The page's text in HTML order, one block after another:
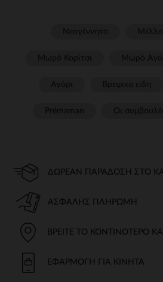
ΔΩΡΕΆΝ ΠΑΡΆΔΟΣΗ ΣΤΟ
ΑΣΦΑΛΉΣ ΠΛΗΡΩΜΉ
ΒΡΕΊΤΕ ΤΟ ΚΟΝΤΙΝΌΤΕΡΟ
ΕΦΑΡΜΟΓΉ ΓΙΑ ΚΙΝΗΤΆ